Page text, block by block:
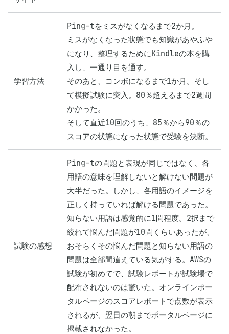
学習方法
Ping-tをミスがなくなるまで2か月。
ミスがなくなった状態でも知識があやふや
になり、整理するためにKindleの本を購
入し、一通り目を通す。
そのあと、コンボになるまで1か月。そし
て模擬試験に突入。80％超えるまで2週間
かかった。
そして直近10回のうち、85％から90％の
スコアの状態になった状態で受験を決断。
試験の感想
Ping-tの問題と表現が同じではなく、各
用語の意味を理解しないと解けない問題が
大半だった。しかし、各用語のイメージを
正しく持っていれば解ける問題であった。
知らない用語は感覚的に1問程度。2択まで
絞れて悩んだ問題が10問くらいあったが、
おそらくその悩んだ問題と知らない用語の
問題は全部間違えている気がする。AWSの
試験が初めてで、試験レポートが試験場で
配布されないのは驚いた。オンラインポー
タルページのスコアレポートで点数が表示
されるが、翌日の朝までポータルページに
掲載されなかった。